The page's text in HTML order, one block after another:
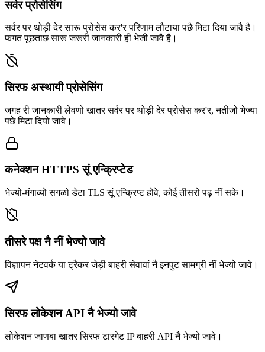
सर्वर प्रोसेसिंग
सर्वर पर थोड़ी देर सारू प्रोसेस कर'र परिणाम लौटाया पछै मिटा दिया जावै है।
फगत पूछताछ सारू जरूरी जानकारी ही भेजी जावै है।
सिरफ अस्थायी प्रोसेसिंग
जगह री जानकारी लेवणो खातर सर्वर पर थोड़ी देर प्रोसेस कर'र, नतीजो भेज्या
पछे मिटा दियो जावे।
कनेक्शन HTTPS सूं एन्क्रिप्टेड
भेज्यो-मंगाव्यो सगळो डेटा TLS सूं एन्क्रिप्ट होवे, कोई तीसरो पढ़ नीं सके।
तीसरे पक्ष नै नीं भेज्यो जावे
विज्ञापन नेटवर्क या ट्रैकर जेड़ी बाहरी सेवावां नै इनपुट सामग्री नीं भेज्यो जावे।
सिरफ लोकेशन API नै भेज्यो जावे
लोकेशन जाणबा खातर सिरफ टारगेट IP बाहरी API नै भेज्यो जावे।